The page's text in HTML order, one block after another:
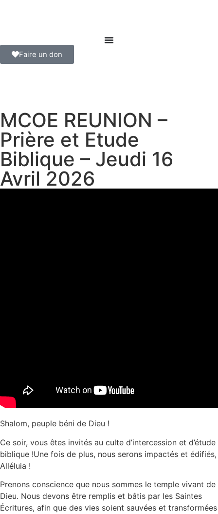
Faire un don
MCOE REUNION –
Prière et Etude
Biblique – Jeudi 16
Avril 2026
Shalom, peuple béni de Dieu !
Ce soir, vous êtes invités au culte d’intercession et d’étude
biblique !Une fois de plus, nous serons impactés et édifiés,
Alléluia !
Prenons conscience que nous sommes le temple vivant de
Dieu. Nous devons être remplis et bâtis par les Saintes
Écritures, afin que des vies soient sauvées et transformées